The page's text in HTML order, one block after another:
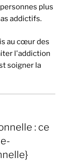
plus
addictifs.
au cœur des
l'addiction
soigner la
: ce